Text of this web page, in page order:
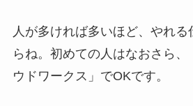
人が多ければ多いほど、やれ
らね。初めての人はなおさら、
ウドワークス」でOKです。